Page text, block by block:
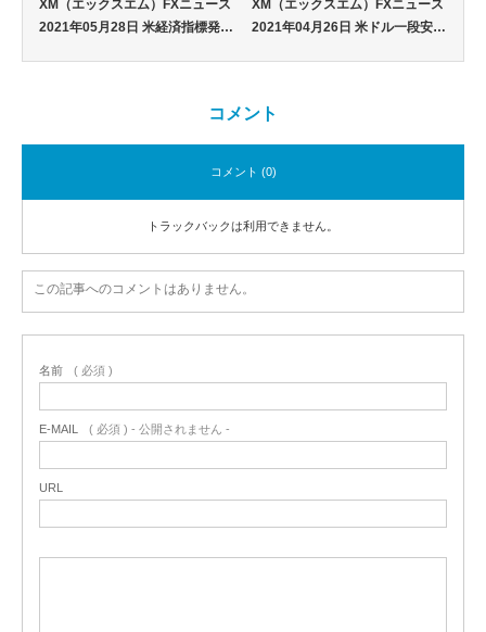
XM（エックスエム）FXニュース
2021年05月28日 米経済指標発…
XM（エックスエム）FXニュース
2021年04月26日 米ドル一段安…
コメント
コメント (0)
トラックバックは利用できません。
この記事へのコメントはありません。
名前 ( 必須 )
E-MAIL ( 必須 ) - 公開されません -
URL